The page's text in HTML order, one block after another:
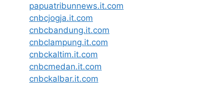
papuatribunnews.it.com
cnbcjogja.it.com
cnbcbandung.it.com
cnbclampung.it.com
cnbckaltim.it.com
cnbcmedan.it.com
cnbckalbar.it.com